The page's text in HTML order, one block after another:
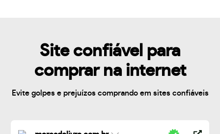
Site confiável para
comprar na internet
Evite golpes e prejuízos comprando em sites confiáveis